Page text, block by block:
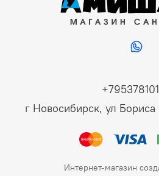
г Новосибирск, ул Бориса
Интернет-магазин